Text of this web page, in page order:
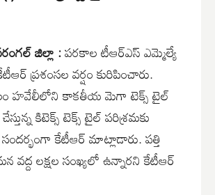
జిల్లా :పరకాల టీఆర్ఎస్ ఎమ్మెల్యే
ప్రశంసల వర్షం కురిపించారు.
హవేలీలోని కాకతీయ మెగా టెక్స్ టైల్
కిటెక్స్ టెక్స్ టైల్ పరిశ్రమకు
కేటీఆర్ మాట్లాడారు. పత్తి
వద్ద లక్షల సంఖ్యలో ఉన్నారని కేటీఆర్